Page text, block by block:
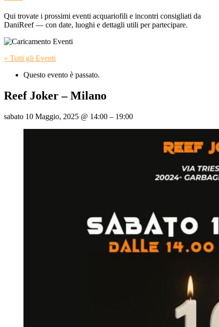
Qui trovate i prossimi eventi acquariofili e incontri consigliati da
DaniReef — con date, luoghi e dettagli utili per partecipare.
« Tutti gli Eventi
Questo evento è passato.
Reef Joker – Milano
sabato 10 Maggio, 2025 @ 14:00 – 19:00